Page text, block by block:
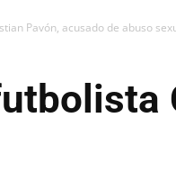
Pavón, acusado de abuso